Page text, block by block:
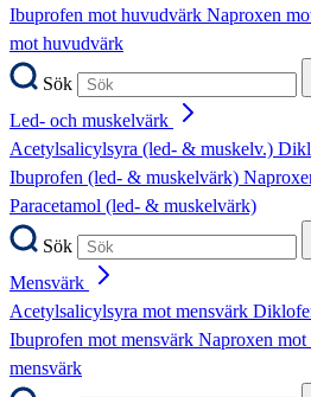
Ibuprofen mot huvudvärk Naproxen
mot huvudvärk
Sök
Led- och muskelvärk
Acetylsalicylsyra (led- & muskelv.)
Ibuprofen (led- & muskelvärk)
Paracetamol (led- & muskelvärk)
Sök
Mensvärk
Acetylsalicylsyra mot mensvärk
Ibuprofen mot mensvärk Naproxen mot
mensvärk